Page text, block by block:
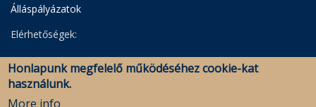
Álláspályázatok
Elérhetőségek:
Egyetemi Könyvtár
Levéltár
Savaria Könyvtár és Levéltár (Szombathely)
Honlapunk megfelelő működéséhez cookie-kat
használunk.
More info